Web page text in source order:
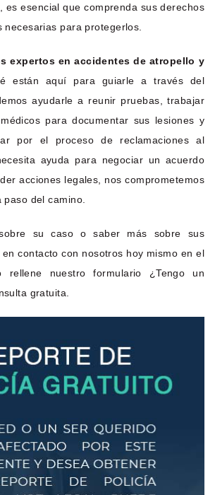
es esencial que comprenda sus derechos
necesarias para protegerlos.
expertos en accidentes de atropello y
están aquí para guiarle a través del
ayudarle a reunir pruebas, trabajar
para documentar sus lesiones y
por el proceso de reclamaciones al
ayuda para negociar un acuerdo
acciones legales, nos comprometemos
del camino.
su caso o saber más sobre sus
contacto con nosotros hoy mismo en el
rellene nuestro formulario ¿Tengo un
gratuita.